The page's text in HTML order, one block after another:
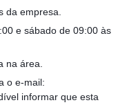
da empresa.
e sábado de 09:00 às
na área.
o e-mail:
informar que esta